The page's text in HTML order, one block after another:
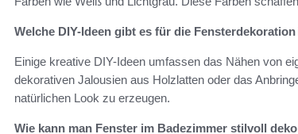
Welche DIY-Ideen gibt es für die
Einige kreative DIY-Ideen umfassen das Nähen von
dekorativen Jalousien aus Holzlatten oder das
natürlichen Look zu erzeugen.
Wie kann man Fenster im Badezimmer stilvoll